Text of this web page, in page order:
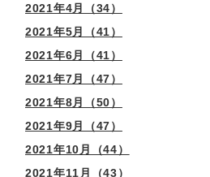
2021年4月（34）
2021年5月（41）
2021年6月（41）
2021年7月（47）
2021年8月（50）
2021年9月（47）
2021年10月（44）
2021年11月（43）